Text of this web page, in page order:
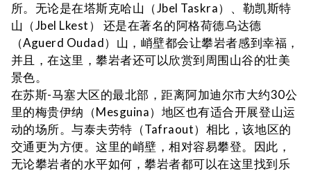
所。无论是在塔斯克哈山（Jbel Taskra）、勒凯斯特
山（Jbel Lkest） 还是在著名的阿格荷德乌达德
（Aguerd Oudad）山，峭壁都会让攀岩者感到幸福，
并且，在这里，攀岩者还可以欣赏到周围山谷的壮美
景色。
在苏斯-马塞大区的最北部，距离阿加迪尔市大约30公
里的梅贵伊纳（Mesguina）地区也有适合开展登山运
动的场所。与泰夫劳特（Tafraout）相比，该地区的
交通更为方便。这里的峭壁，相对容易攀登。因此，
无论攀岩者的水平如何，攀岩者都可以在这里找到乐